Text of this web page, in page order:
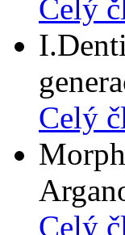
Celý
Celý
Celý